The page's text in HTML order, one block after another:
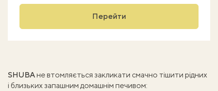
Перейти
SHUBAне втомляється закликати смачно тішити рідних
і близьких запашнимдомашнім печивом: